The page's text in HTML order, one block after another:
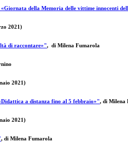
della Memoria delle vittime innocenti
2021)
di raccontare»", di Milena Fumarola
2021)
a distanza fino al 5 febbraio»", di Milena
2021)
, di Milena Fumarola